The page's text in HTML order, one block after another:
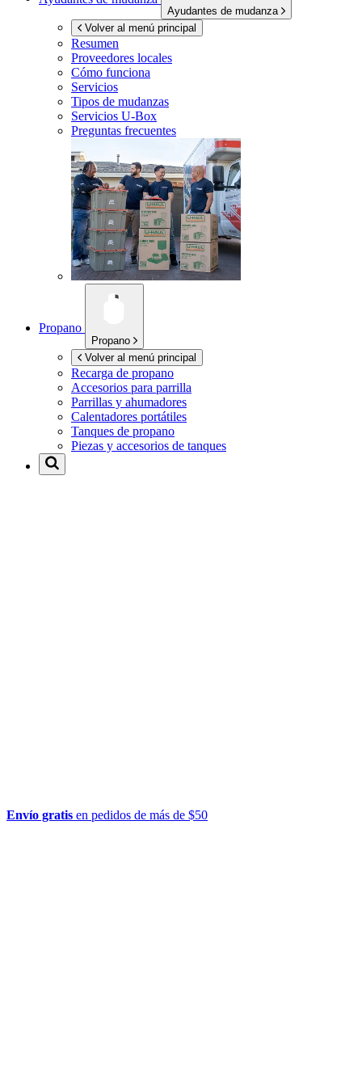
Ayudantes de mudanza
Volver al menú principal
Resumen
Proveedores locales
Cómo funciona
Servicios
Tipos de mudanzas
Servicios U-Box
Preguntas frecuentes
Propano
Propano
Volver al menú principal
Recarga de propano
Accesorios para parrilla
Parrillas y ahumadores
Calentadores portátiles
Tanques de propano
Piezas y accesorios de tanques
Envío gratis en pedidos de más de $50